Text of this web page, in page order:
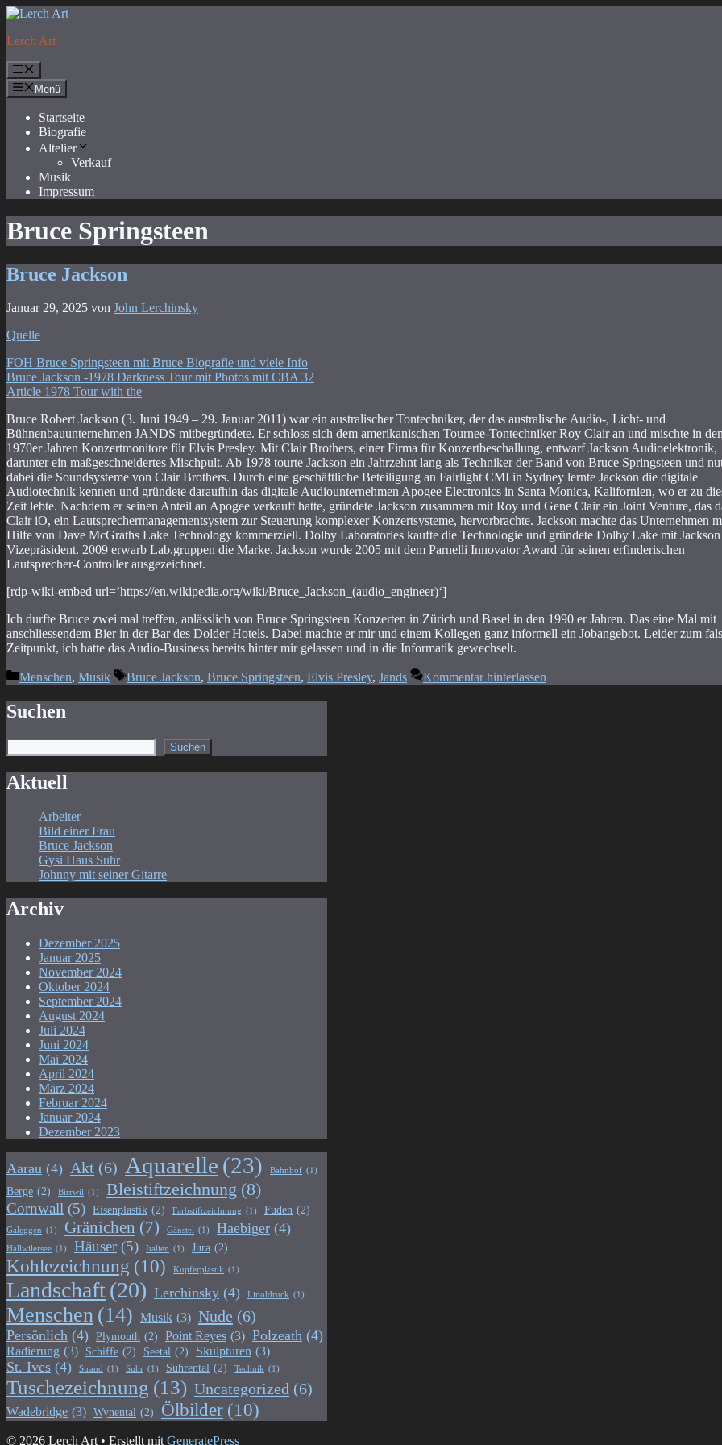
Zum
springen
Lerch Art
Menü
Startseite
Biografie
Altelier
Verkauf
Musik
Impressum
Bruce Springsteen
Bruce Jackson
Januar 29, 2025 von John Lerchinsky
Quelle
FOH Bruce Springsteen mit Bruce Biografie und viele Info
Bruce Jackson -1978 Darkness Tour mit Photos mit CBA 32
Article 1978 Tour with the
Bruce Robert Jackson (3. Juni 1949 – 29. Januar 2011) war ein australischer Tontechniker, der das australische Audio-, Licht- und
Bühnenbauunternehmen JANDS mitbegründete. Er schloss sich dem amerikanischen Tournee-Tontechniker Roy Clair an und mischte in
1970er Jahren Konzertmonitore für Elvis Presley. Mit Clair Brothers, einer Firma für Konzertbeschallung, entwarf Jackson Audioelektronik,
darunter ein maßgeschneidertes Mischpult. Ab 1978 tourte Jackson ein Jahrzehnt lang als Techniker der Band von Bruce Springsteen und
dabei die Soundsysteme von Clair Brothers. Durch eine geschäftliche Beteiligung an Fairlight CMI in Sydney lernte Jackson die digitale
Audiotechnik kennen und gründete daraufhin das digitale Audiounternehmen Apogee Electronics in Santa Monica, Kalifornien, wo er zu
Zeit lebte. Nachdem er seinen Anteil an Apogee verkauft hatte, gründete Jackson zusammen mit Roy und Gene Clair ein Joint Venture, das
Clair iO, ein Lautsprechermanagementsystem zur Steuerung komplexer Konzertsysteme, hervorbrachte. Jackson machte das Unternehmen
Hilfe von Dave McGraths Lake Technology kommerziell. Dolby Laboratories kaufte die Technologie und gründete Dolby Lake mit Jackson
Vizepräsident. 2009 erwarb Lab.gruppen die Marke. Jackson wurde 2005 mit dem Parnelli Innovator Award für seinen erfinderischen
Lautsprecher-Controller ausgezeichnet.
[rdp-wiki-embed url=’https://en.wikipedia.org/wiki/Bruce_Jackson_(audio_engineer)‘]
Ich durfte Bruce zwei mal treffen, anlässlich von Bruce Springsteen Konzerten in Zürich und Basel in den 1990 er Jahren. Das eine Mal mit
anschliessendem Bier in der Bar des Dolder Hotels. Dabei machte er mir und einem Kollegen ganz informell ein Jobangebot. Leider zum
Zeitpunkt, ich hatte das Audio-Business bereits hinter mir gelassen und in die Informatik gewechselt.
Kategorien
Menschen, Musik Schlagwörter
Bruce Jackson, Bruce Springsteen, Elvis Presley, Jands Kommentar hinterlassen
Suchen
Suchen Suchen
Aktuell
Arbeiter
Bild einer Frau
Bruce Jackson
Gysi Haus Suhr
Johnny mit seiner Gitarre
Archiv
Dezember 2025
Januar 2025
November 2024
Oktober 2024
September 2024
August 2024
Juli 2024
Juni 2024
Mai 2024
April 2024
März 2024
Februar 2024
Januar 2024
Dezember 2023
Aarau (4) Akt (6) Aquarelle (23) Bahnhof (1)
Berge (2) Birrwil (1) Bleistiftzeichnung (8)
Cornwall (5) Eisenplastik (2) Farbstiftzeichnung (1) Fuden (2)
Galeggen (1) Gränichen (7) Gänstel (1) Haebiger (4)
Hallwilersee (1) Häuser (5) Italien (1) Jura (2)
Kohlezeichnung (10) Kupferplastik (1)
Landschaft(20) Lerchinsky (4) Linoldruck (1)
Menschen (14) Musik (3) Nude (6)
Persönlich (4) Plymouth (2) Point Reyes (3) Polzeath (4)
Radierung (3) Schiffe (2) Seetal (2) Skulpturen (3)
St. Ives (4) Strand (1) Suhr (1) Suhrental (2) Technik (1)
Tuschezeichnung (13) Uncategorized (6)
Wadebridge (3) Wynental (2) Ölbilder (10)
© 2026 Lerch Art • Erstellt mit GeneratePress